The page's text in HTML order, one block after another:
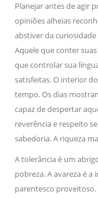
Planejar antes de agir
opiniões alheias
abstiver da
Aquele que conter
que controlar sua
satisfeitas. O interior
tempo. Os dias
capaz de despertar
reverência e respeito
sabedoria. A riqueza
A tolerância é um
pobreza. A avareza é
parentesco